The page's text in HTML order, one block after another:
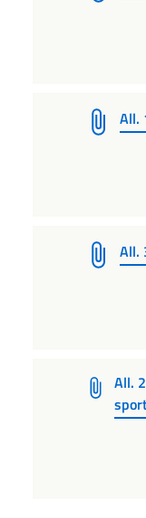
All.
All.
All.